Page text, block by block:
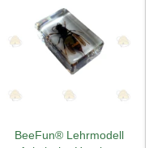
BeeFun® Lehrmodell